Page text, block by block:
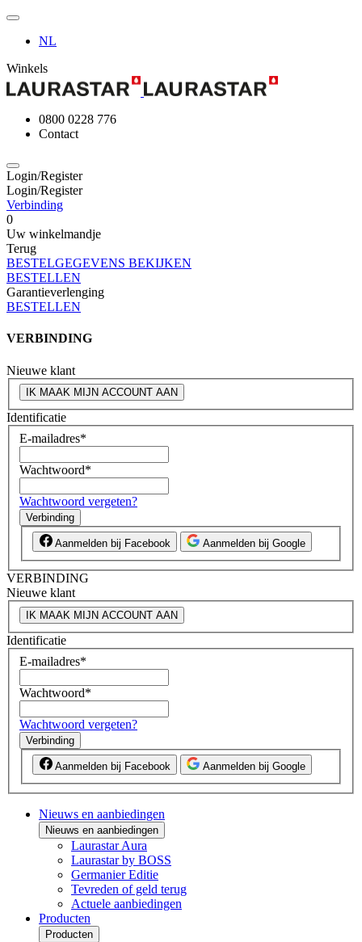
NL
Winkels
0800 0228 776
Contact
Login/Register
Login/Register
Verbinding
0
Uw winkelmandje
Terug
BESTELGEGEVENS BEKIJKEN
BESTELLEN
Garantieverlenging
BESTELLEN
VERBINDING
Nieuwe klant
IK MAAK MIJN ACCOUNT AAN
Identificatie
E-mailadres*
Wachtwoord*
Wachtwoord vergeten?
Verbinding
Aanmelden bij Facebook Aanmelden bij Google
VERBINDING
Nieuwe klant
IK MAAK MIJN ACCOUNT AAN
Identificatie
E-mailadres*
Wachtwoord*
Wachtwoord vergeten?
Verbinding
Aanmelden bij Facebook Aanmelden bij Google
Nieuws en aanbiedingen
Nieuws en aanbiedingen
Laurastar Aura
Laurastar by BOSS
Germanier Editie
Tevreden of geld terug
Actuele aanbiedingen
Producten
Producten